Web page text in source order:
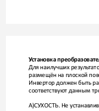
Установка
Для наилучших резуль
размещён на плоской
Инвертор должен быть
соответствуют данным
A)СУХОСТЬ. Не устанав